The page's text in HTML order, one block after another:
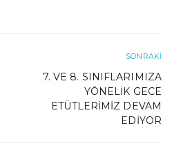
SONRAKI
7. VE 8. SINIFLARIMIZA
YÖNELIK GECE
ETÜTLERIMIZ DEVAM
EDIYOR